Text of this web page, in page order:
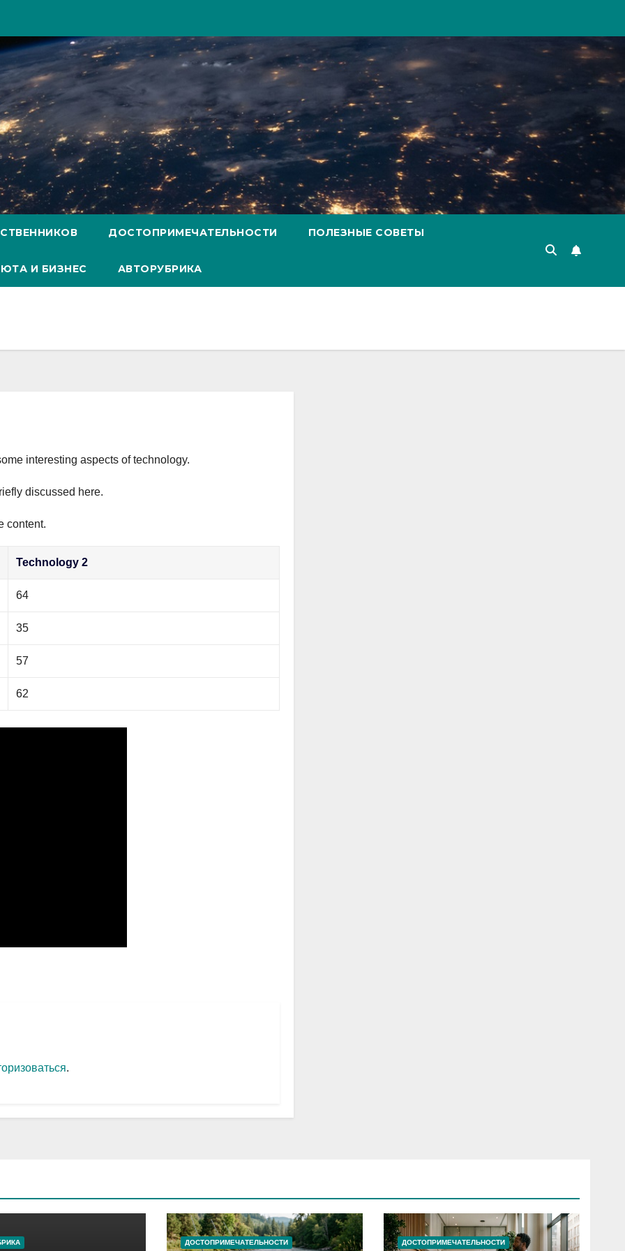
ДОСТОПРИМЕЧАТЕЛЬНОСТИ ПОЛЕЗНЫЕ СОВЕТЫ
И БИЗНЕС АВТОРУБРИКА
interesting aspects of technology.
discussed here.
content.
Technology 2
64
35
57
62
.
ДОСТОПРИМЕЧАТЕЛЬНОСТИ ДОСТОПРИМЕЧАТЕЛЬНОСТИ